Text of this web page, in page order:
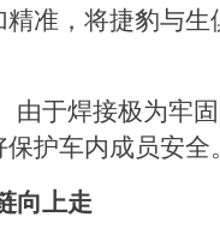
准，将捷豹与
由于焊接极为牢
护车内成员安全
向上走